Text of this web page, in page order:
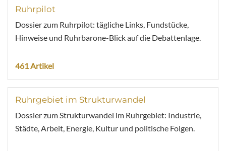
Ruhrpilot
Dossier zum Ruhrpilot: tägliche Links, Fundstücke,
Hinweise und Ruhrbarone-Blick auf die Debattenlage.
461 Artikel
Ruhrgebiet im Strukturwandel
Dossier zum Strukturwandel im Ruhrgebiet: Industrie,
Städte, Arbeit, Energie, Kultur und politische Folgen.